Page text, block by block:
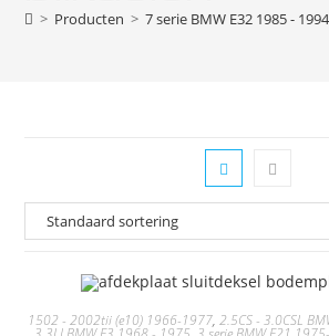
> Producten > 7 serie BMW E32 1985 - 1994
1502 - 2002tii (e10) 1966-1977, 2.5CS - 3.0CSL